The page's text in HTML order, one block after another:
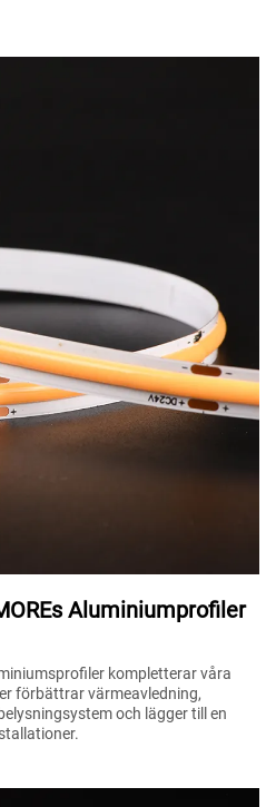
Aluminiumprofiler
kompletterar våra
förbättrar värmeavledning,
och lägger till en